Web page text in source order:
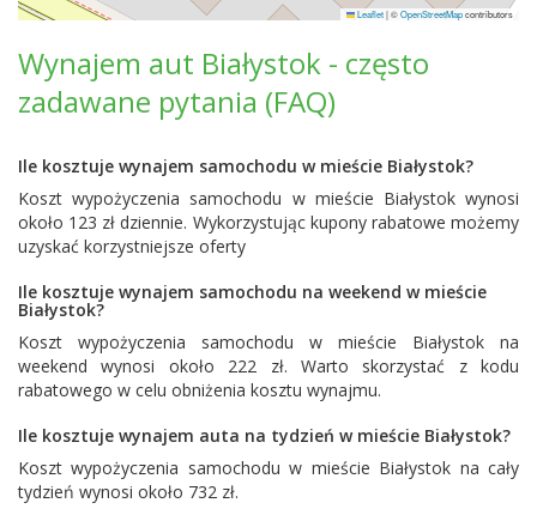
Leaflet|©OpenStreetMapcontributors
Wynajem aut Białystok - często
zadawane pytania (FAQ)
Ile kosztuje wynajem samochodu w mieście Białystok?
Koszt wypożyczenia samochodu w mieście Białystok wynosi
około 123 zł dziennie. Wykorzystując kupony rabatowe możemy
uzyskać korzystniejsze oferty
Ile kosztuje wynajem samochodu na weekend w mieście
Białystok?
Koszt wypożyczenia samochodu w mieście Białystok na
weekend wynosi około 222 zł. Warto skorzystać z kodu
rabatowego w celu obniżenia kosztu wynajmu.
Ile kosztuje wynajem auta na tydzień w mieście Białystok?
Koszt wypożyczenia samochodu w mieście Białystok na cały
tydzień wynosi około 732 zł.